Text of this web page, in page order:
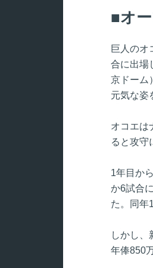
オ
巨人のオ
合に出場
京ドーム
元気な姿
オコエは
ると攻守
1年目か
か6試合
た。同年
しかし、
年俸850